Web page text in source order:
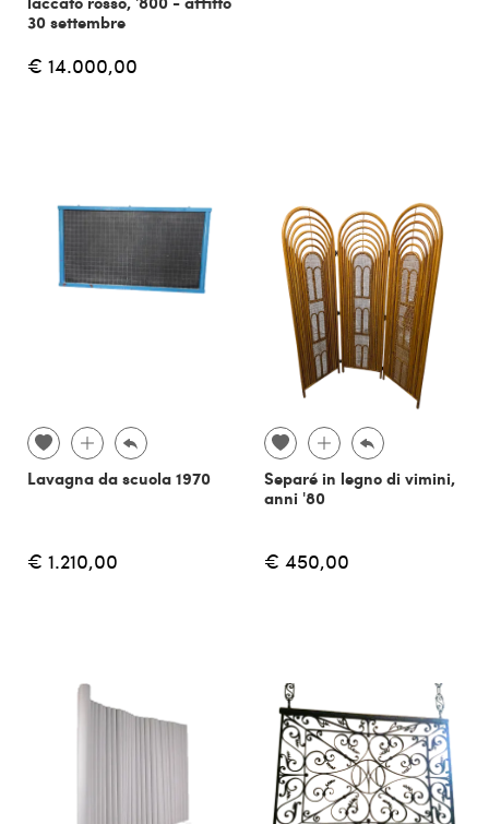
30 settembre
€ 14.000,00
Lavagna da scuola 1970
€ 1.210,00
Separé in legno di vimini,
anni '80
€ 450,00